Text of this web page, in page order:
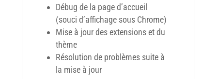
Débug de la page d’accueil
(souci d’affichage sous Chrome)
Mise à jour des extensions et du
thème
Résolution de problèmes suite à
la mise à jour